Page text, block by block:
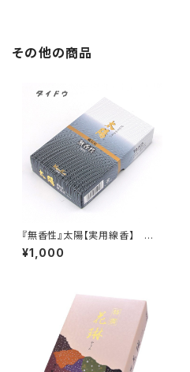
その他の商品
『無香性』太陽【実用線香】 消
臭効果あり 備長炭 バラ詰
め 『御霊前・お彼岸・お盆のお
¥1,000